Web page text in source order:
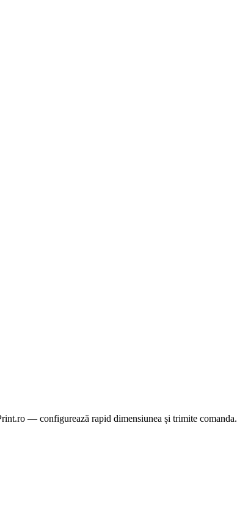
— configurează rapid dimensiunea și trimite comanda.